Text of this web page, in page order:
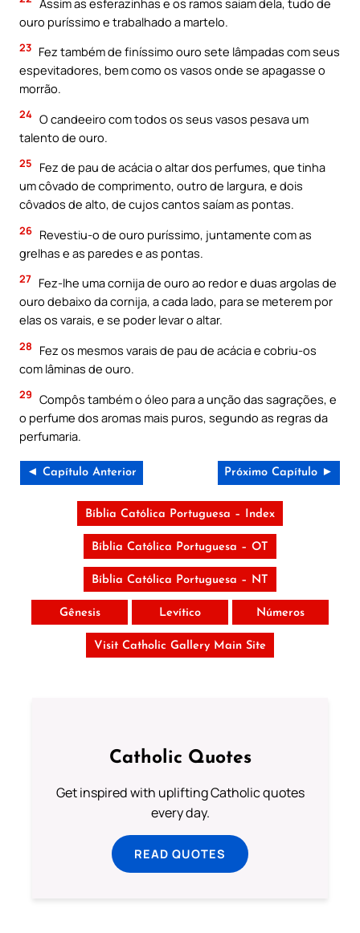
ouro puríssimo e trabalhado a martelo.
23 Fez também de finíssimo ouro sete lâmpadas com seus
espevitadores, bem como os vasos onde se apagasse o
morrão.
24 O candeeiro com todos os seus vasos pesava um
talento de ouro.
25
Fez de pau de acácia o altar dos perfumes, que tinha
um côvado de comprimento, outro de largura, e dois
côvados de alto, de cujos cantos saíam as pontas.
26 Revestiu-o de ouro puríssimo, juntamente com as
grelhas e as paredes e as pontas.
27 Fez-lhe uma cornija de ouro ao redor e duas argolas de
ouro debaixo da cornija, a cada lado, para se meterem por
elas os varais, e se poder levar o altar.
28
Fez os mesmos varais de pau de acácia e cobriu-os
com lâminas de ouro.
29 Compôs também o óleo para a unção das sagrações, e
o perfume dos aromas mais puros, segundo as regras da
perfumaria.
◄ Capítulo Anterior Próximo Capítulo ►
Bíblia Católica Portuguesa – Index
Bíblia Católica Portuguesa – OT
Bíblia Católica Portuguesa – NT
Gênesis Levítico Números
Visit Catholic Gallery Main Site
Catholic Quotes
Get inspired with uplifting Catholic quotes
every day.
READ QUOTES